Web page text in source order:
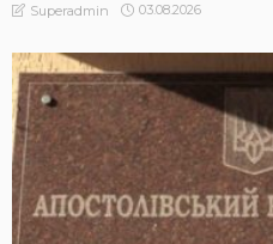
Superadmin 03.08.2026